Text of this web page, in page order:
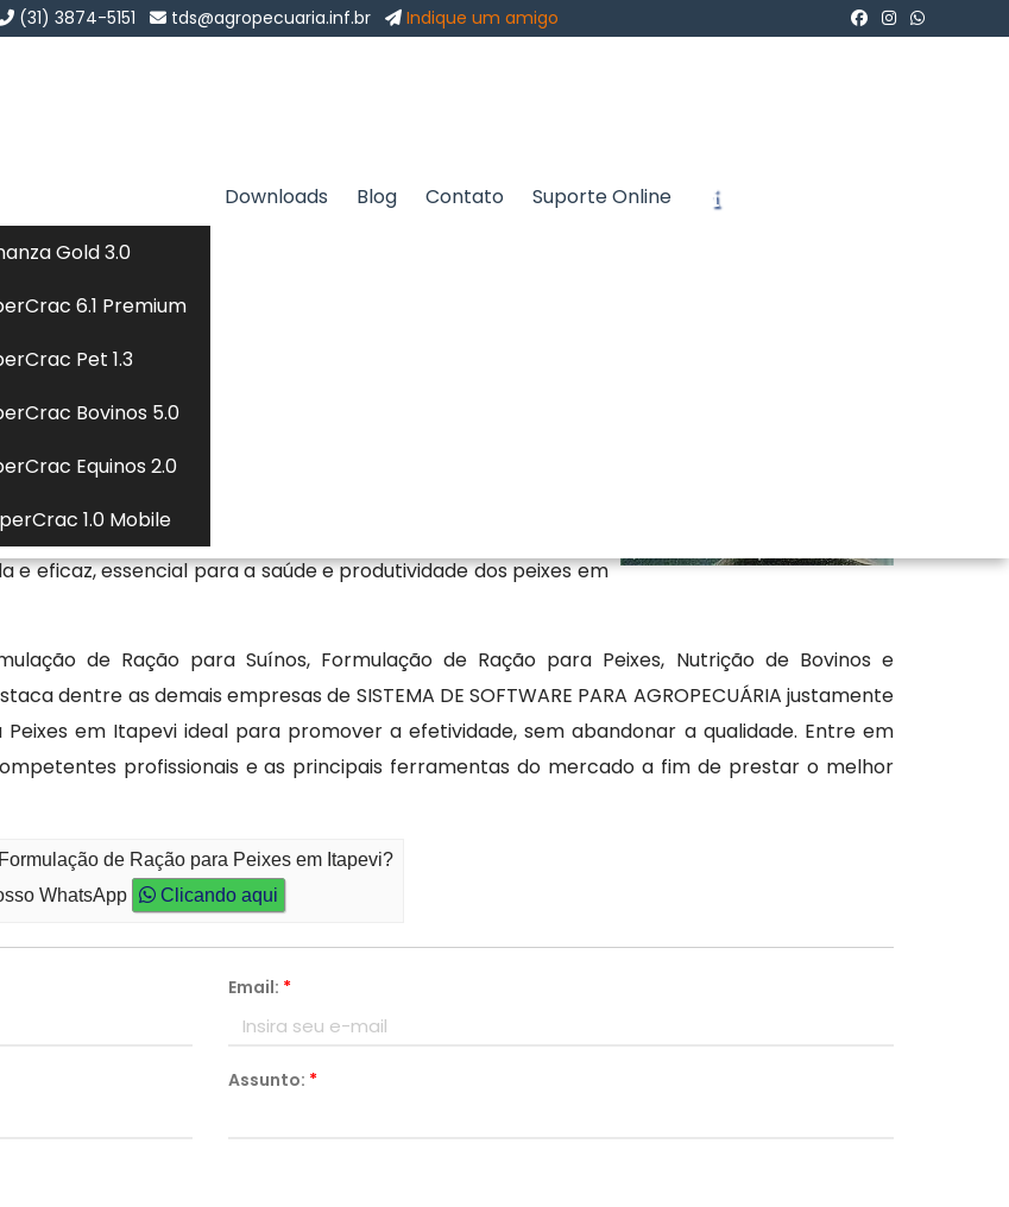
(31) 3874-5151 tds@agropecuaria.inf.br Indique um amigo
Gold 3.0
6.1 Premium
Pet 1.3
Bovinos 5.0
Equinos 2.0
1.0 Mobile
Downloads Blog Contato Suporte Online
Peixes em Itapevi
aquáticas. Utilizando ingredientes como proteínas de alta
são projetadas para promover o crescimento saudável, a
ambiente e estágio de desenvolvimento. Esse cuidado na
eficaz, essencial para a saúde e produtividade dos peixes em
de Ração para Suínos, Formulação de Ração para Peixes, Nutrição de Bovinos e
dentre as demais empresas de SISTEMA DE SOFTWARE PARA AGROPECUÁRIA justamente
em Itapevi ideal para promover a efetividade, sem abandonar a qualidade. Entre em
profissionais e as principais ferramentas do mercado a fim de prestar o melhor
de Ração para Peixes em Itapevi?
WhatsApp Clicando aqui
Email: *
Assunto: *